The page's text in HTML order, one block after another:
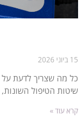
15 ביוני 2026
כל מה שצריך לדעת על
שיטות הטיפול השונות,
קרא עוד »